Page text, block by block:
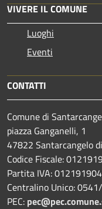
VIVERE IL COMUNE
Luoghi
Eventi
CONTATTI
Comune di
piazza Ganganelli, 1
47822 Santarcangelo
Codice Fiscale:
Partita IVA:
Centralino Unico:
PEC: